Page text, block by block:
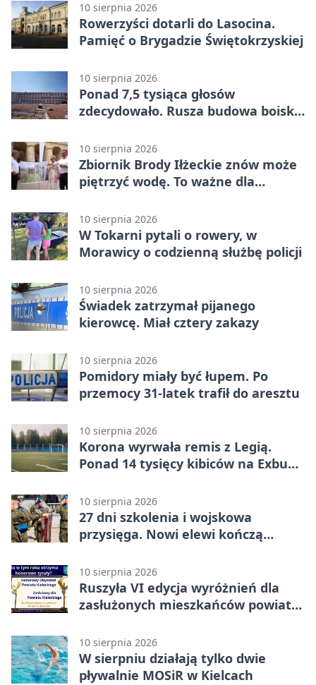
10 sierpnia 2026
Rowerzyści dotarli do Lasocina.
Pamięć o Brygadzie Świętokrzyskiej
10 sierpnia 2026
Ponad 7,5 tysiąca głosów
zdecydowało. Rusza budowa boisk
10 sierpnia 2026
Zbiornik Brody Iłżeckie znów może
piętrzyć wodę. To ważne dla
10 sierpnia 2026
W Tokarni pytali o rowery, w
Morawicy o codzienną służbę policji
10 sierpnia 2026
Świadek zatrzymał pijanego
kierowcę. Miał cztery zakazy
10 sierpnia 2026
Pomidory miały być łupem. Po
przemocy 31-latek trafił do aresztu
10 sierpnia 2026
Korona wyrwała remis z Legią.
Ponad 14 tysięcy kibiców na Exbud
10 sierpnia 2026
27 dni szkolenia i wojskowa
przysięga. Nowi elewi kończą
10 sierpnia 2026
Ruszyła VI edycja wyróżnień dla
zasłużonych mieszkańców powiatu
10 sierpnia 2026
W sierpniu działają tylko dwie
pływalnie MOSiR w Kielcach